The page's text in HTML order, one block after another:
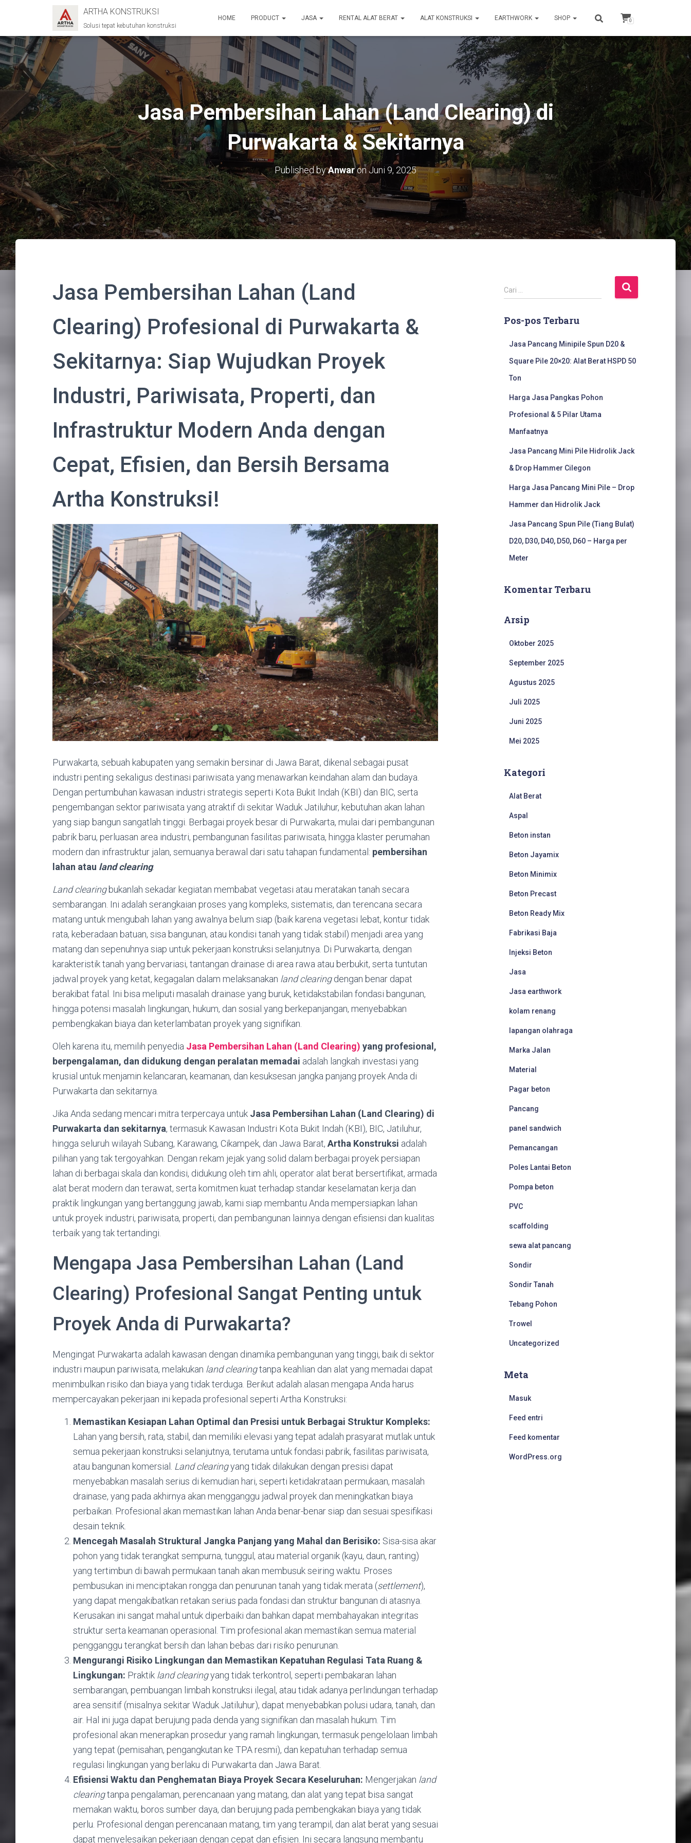
ARTHA KONSTRUKSI
Solusi tepat kebutuhan konstruksi
HOME PRODUCT JASA RENTAL ALAT BERAT ALAT KONSTRUKSI EARTHWORK SHOP 0
Jasa Pembersihan Lahan (Land Clearing) di
Purwakarta & Sekitarnya
Published byAnwaronJuni 9, 2025
Jasa Pembersihan Lahan (Land
Clearing) Profesional di Purwakarta &
Sekitarnya: Siap Wujudkan Proyek
Industri, Pariwisata, Properti, dan
Infrastruktur Modern Anda dengan
Cepat, Efisien, dan Bersih Bersama
Artha Konstruksi!
Purwakarta, sebuah kabupaten yang semakin bersinar di Jawa Barat, dikenal sebagai pusat
industri penting sekaligus destinasi pariwisata yang menawarkan keindahan alam dan budaya.
Dengan pertumbuhan kawasan industri strategis seperti Kota Bukit Indah (KBI) dan BIC, serta
pengembangan sektor pariwisata yang atraktif di sekitar Waduk Jatiluhur, kebutuhan akan lahan
yang siap bangun sangatlah tinggi. Berbagai proyek besar di Purwakarta, mulai dari pembangunan
pabrik baru, perluasan area industri, pembangunan fasilitas pariwisata, hingga klaster perumahan
modern dan infrastruktur jalan, semuanya berawal dari satu tahapan fundamental: pembersihan
lahan atau land clearing.
Land clearingbukanlah sekadar kegiatan membabat vegetasi atau meratakan tanah secara
sembarangan. Ini adalah serangkaian proses yang kompleks, sistematis, dan terencana secara
matang untuk mengubah lahan yang awalnya belum siap (baik karena vegetasi lebat, kontur tidak
rata, keberadaan batuan, sisa bangunan, atau kondisi tanah yang tidak stabil) menjadi area yang
matang dan sepenuhnya siap untuk pekerjaan konstruksi selanjutnya. Di Purwakarta, dengan
karakteristik tanah yang bervariasi, tantangan drainase di area rawa atau berbukit, serta tuntutan
jadwal proyek yang ketat, kegagalan dalam melaksanakan land clearingdengan benar dapat
berakibat fatal. Ini bisa meliputi masalah drainase yang buruk, ketidakstabilan fondasi bangunan,
hingga potensi masalah lingkungan, hukum, dan sosial yang berkepanjangan, menyebabkan
pembengkakan biaya dan keterlambatan proyek yang signifikan.
Oleh karena itu, memilih penyedia Jasa Pembersihan Lahan (Land Clearing) yang profesional,
berpengalaman, dan didukung dengan peralatan memadai adalah langkah investasi yang
krusial untuk menjamin kelancaran, keamanan, dan kesuksesan jangka panjang proyek Anda di
Purwakarta dan sekitarnya.
Jika Anda sedang mencari mitra terpercaya untuk Jasa Pembersihan Lahan (Land Clearing) di
Purwakarta dan sekitarnya, termasuk Kawasan Industri Kota Bukit Indah (KBI), BIC, Jatiluhur,
hingga seluruh wilayah Subang, Karawang, Cikampek, dan Jawa Barat, Artha Konstruksi adalah
pilihan yang tak tergoyahkan. Dengan rekam jejak yang solid dalam berbagai proyek persiapan
lahan di berbagai skala dan kondisi, didukung oleh tim ahli, operator alat berat bersertifikat, armada
alat berat modern dan terawat, serta komitmen kuat terhadap standar keselamatan kerja dan
praktik lingkungan yang bertanggung jawab, kami siap membantu Anda mempersiapkan lahan
untuk proyek industri, pariwisata, properti, dan pembangunan lainnya dengan efisiensi dan kualitas
terbaik yang tak tertandingi.
Mengapa Jasa Pembersihan Lahan (Land
Clearing) Profesional Sangat Penting untuk
Proyek Anda di Purwakarta?
Mengingat Purwakarta adalah kawasan dengan dinamika pembangunan yang tinggi, baik di sektor
industri maupun pariwisata, melakukan land clearingtanpa keahlian dan alat yang memadai dapat
menimbulkan risiko dan biaya yang tidak terduga. Berikut adalah alasan mengapa Anda harus
mempercayakan pekerjaan ini kepada profesional seperti Artha Konstruksi:
Memastikan Kesiapan Lahan Optimal dan Presisi untuk Berbagai Struktur Kompleks:
Lahan yang bersih, rata, stabil, dan memiliki elevasi yang tepat adalah prasyarat mutlak untuk
semua pekerjaan konstruksi selanjutnya, terutama untuk fondasi pabrik, fasilitas pariwisata,
atau bangunan komersial. Land clearingyang tidak dilakukan dengan presisi dapat
menyebabkan masalah serius di kemudian hari, seperti ketidakrataan permukaan, masalah
drainase, yang pada akhirnya akan mengganggu jadwal proyek dan meningkatkan biaya
perbaikan. Profesional akan memastikan lahan Anda benar-benar siap dan sesuai spesifikasi
desain teknik.
Mencegah Masalah Struktural Jangka Panjang yang Mahal dan Berisiko: Sisa-sisa akar
pohon yang tidak terangkat sempurna, tunggul, atau material organik (kayu, daun, ranting)
yang tertimbun di bawah permukaan tanah akan membusuk seiring waktu. Proses
pembusukan ini menciptakan rongga dan penurunan tanah yang tidak merata (settlement),
yang dapat mengakibatkan retakan serius pada fondasi dan struktur bangunan di atasnya.
Kerusakan ini sangat mahal untuk diperbaiki dan bahkan dapat membahayakan integritas
struktur serta keamanan operasional. Tim profesional akan memastikan semua material
pengganggu terangkat bersih dan lahan bebas dari risiko penurunan.
Mengurangi Risiko Lingkungan dan Memastikan Kepatuhan Regulasi Tata Ruang &
Lingkungan: Praktik land clearingyang tidak terkontrol, seperti pembakaran lahan
sembarangan, pembuangan limbah konstruksi ilegal, atau tidak adanya perlindungan terhadap
area sensitif (misalnya sekitar Waduk Jatiluhur), dapat menyebabkan polusi udara, tanah, dan
air. Hal ini juga dapat berujung pada denda yang signifikan dan masalah hukum. Tim
profesional akan menerapkan prosedur yang ramah lingkungan, termasuk pengelolaan limbah
yang tepat (pemisahan, pengangkutan ke TPA resmi), dan kepatuhan terhadap semua
regulasi lingkungan yang berlaku di Purwakarta dan Jawa Barat.
Efisiensi Waktu dan Penghematan Biaya Proyek Secara Keseluruhan: Mengerjakan land
clearingtanpa pengalaman, perencanaan yang matang, dan alat yang tepat bisa sangat
memakan waktu, boros sumber daya, dan berujung pada pembengkakan biaya yang tidak
perlu. Profesional dengan perencanaan matang, tim yang terampil, dan alat berat yang sesuai
dapat menyelesaikan pekerjaan dengan cepat dan efisien. Ini secara langsung membantu
C
a
i
Cari …
Pos-pos Terbaru
Jasa Pancang Minipile Spun D20 &
Square Pile 20×20: Alat Berat HSPD 50
Ton
Harga Jasa Pangkas Pohon
Profesional & 5 Pilar Utama
Manfaatnya
Jasa Pancang Mini Pile Hidrolik Jack
& Drop Hammer Cilegon
Harga Jasa Pancang Mini Pile – Drop
Hammer dan Hidrolik Jack
Jasa Pancang Spun Pile (Tiang Bulat)
D20, D30, D40, D50, D60 – Harga per
Meter
Komentar Terbaru
Arsip
Oktober 2025
September 2025
Agustus 2025
Juli 2025
Juni 2025
Mei 2025
Kategori
Alat Berat
Aspal
Beton instan
Beton Jayamix
Beton Minimix
Beton Precast
Beton Ready Mix
Fabrikasi Baja
Injeksi Beton
Jasa
Jasa earthwork
kolam renang
lapangan olahraga
Marka Jalan
Material
Pagar beton
Pancang
panel sandwich
Pemancangan
Poles Lantai Beton
Pompa beton
PVC
scaffolding
sewa alat pancang
Sondir
Sondir Tanah
Tebang Pohon
Trowel
Uncategorized
Meta
Masuk
Feed entri
Feed komentar
WordPress.org